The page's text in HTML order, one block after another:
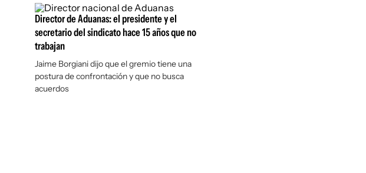
Director de Aduanas: el presidente y el
secretario del sindicato hace 15 años que no
trabajan
Jaime Borgiani dijo que el gremio tiene una
postura de confrontación y que no busca
acuerdos